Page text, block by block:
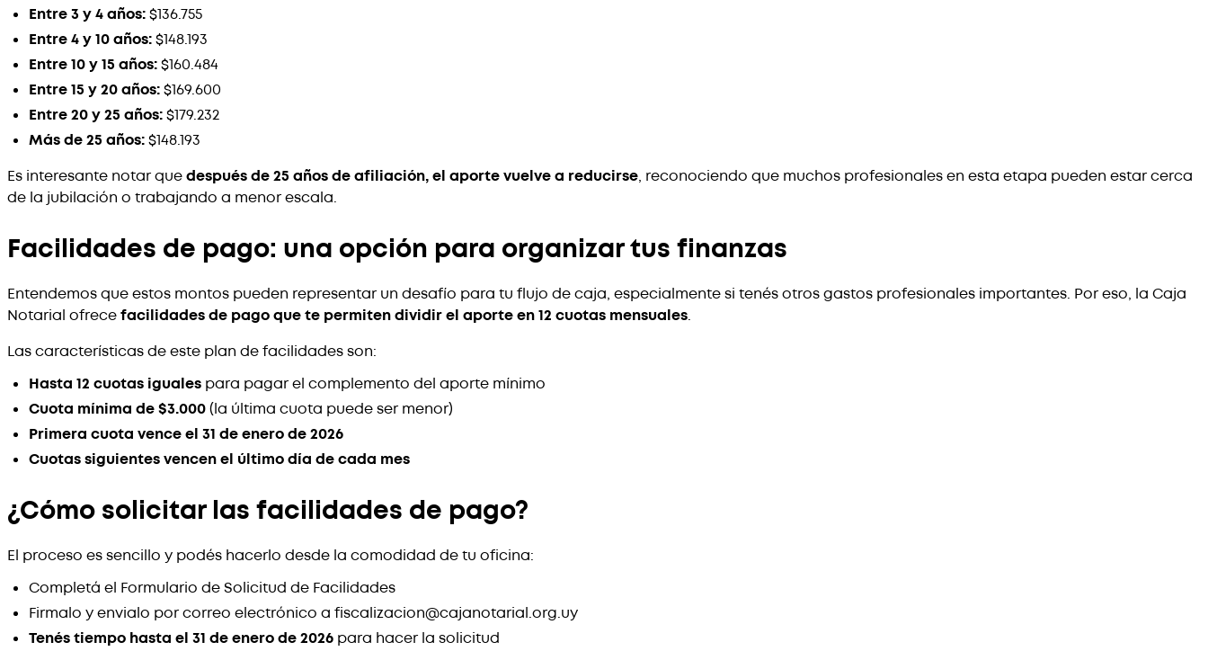
Entre 3 y 4 años:$136.755
Entre 4 y 10 años:$148.193
Entre 10 y 15 años:$160.484
Entre 15 y 20 años:$169.600
Entre 20 y 25 años:$179.232
Más de 25 años:$148.193
Es interesante notar quedespués de 25 años de afiliación, el aporte vuelve a reducirse, reconociendo que muchos profesionales en esta etapa pueden estar cerca
de la jubilación o trabajando a menor escala.
Facilidades de pago: una opción para organizar tus finanzas
Entendemos que estos montos pueden representar un desafío para tu flujo de caja, especialmente si tenés otros gastos profesionales importantes. Por eso, la Caja
Notarial ofrecefacilidades de pago que te permiten dividir el aporte en 12 cuotas mensuales.
Las características de este plan de facilidades son:
Hasta 12 cuotas iguales para pagar el complemento del aporte mínimo
Cuota mínima de $3.000(la última cuota puede ser menor)
Primera cuota vence el 31 de enero de 2026
Cuotas siguientes vencen el último día de cada mes
¿Cómo solicitar las facilidades de pago?
El proceso es sencillo y podés hacerlo desde la comodidad de tu oficina:
Completá el Formulario de Solicitud de Facilidades
Firmalo y envialo por correo electrónico a fiscalizacion@cajanotarial.org.uy
Tenés tiempo hasta el 31 de enero de 2026 para hacer la solicitud